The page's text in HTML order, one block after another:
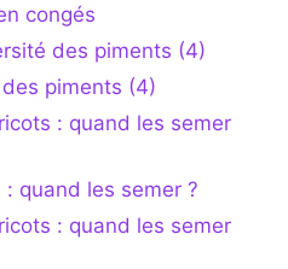
congés
des piments (4)
piments (4)
: quand les semer
: quand les semer ?
: quand les semer